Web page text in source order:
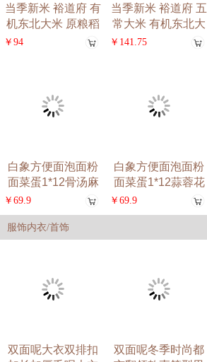
当季新米 裕道府 有
机东北大米 原粮稻
￥94
当季新米 裕道府 五
常大米 有机东北大
￥141.75
白象方便面泡面粉
面菜蛋1*12骨汤麻
￥69.9
白象方便面泡面粉
面菜蛋1*12蒜蓉花
￥69.9
服饰内衣/首饰
双面呢大衣双排扣
双面呢冬季时尚都